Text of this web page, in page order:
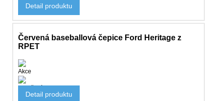
525 Kč
Detail produktu
Červená baseballová čepice Ford Heritage z
RPET
Akce
530 Kč
Detail produktu